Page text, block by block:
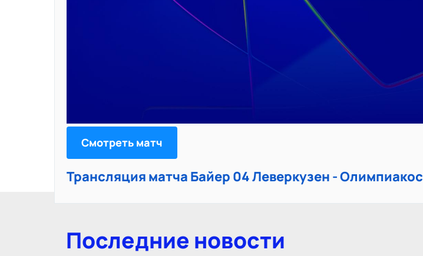
Смотреть матч
Трансляция матча Байер 04 Леверкузен - Олимпиакос
Последние новости